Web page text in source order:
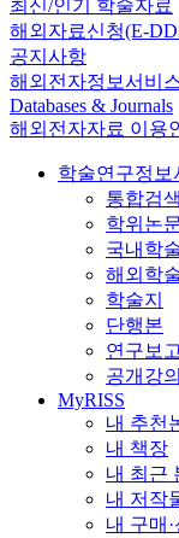
최신/인기 학술자료
해외자료신청(E-
공지사항
해외전자정보서비
Databases & Journals
해외전자자료 이용
학술연구정보
통합검색
학위논
국내학
해외학
학술지
단행본
연구보
공개강의
MyRISS
내 추천
내 책장
내 최근
내 저작
내 구매